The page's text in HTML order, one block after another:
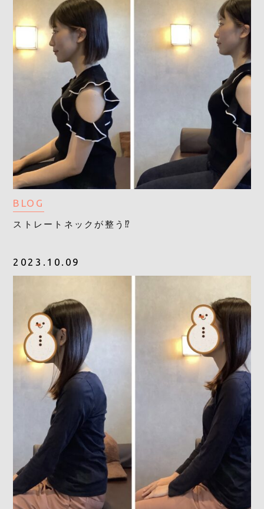
BLOG
ストレートネックが整う⁉️
2023.10.09